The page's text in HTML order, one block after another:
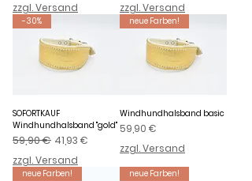
zzgl. Versand
zzgl. Versand
-30%
SOFORTKAUF
Windhundhalsband "gold"
Standardpreis
59,90 € Sale-Preis
41,93 €
zzgl. Versand
neue Farben!
Windhundhalsband basic
Preis
59,90 €
zzgl. Versand
neue Farben! neue Farben!